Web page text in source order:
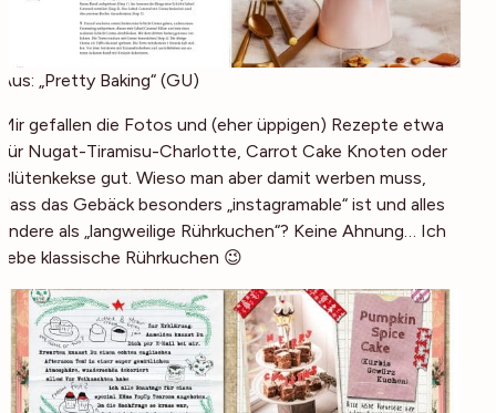
Aus: „Pretty Baking“ (GU)
Mir gefallen die Fotos und (eher üppigen) Rezepte etwa
für Nugat-Tiramisu-Charlotte, Carrot Cake Knoten oder
Blütenkekse gut. Wieso man aber damit werben muss,
dass das Gebäck besonders „instagramable“ ist und alles
andere als „langweilige Rührkuchen“? Keine Ahnung… Ich
liebe klassische Rührkuchen 😉